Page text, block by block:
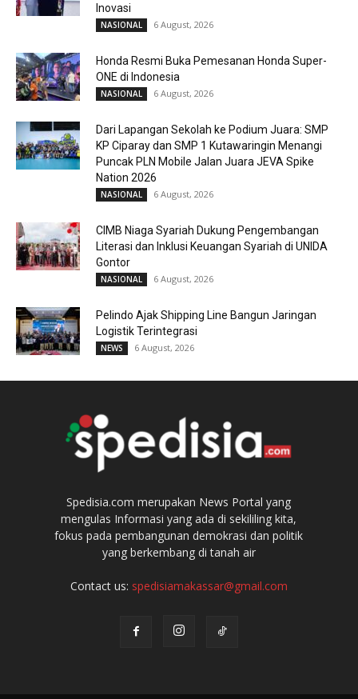
Inovasi
NASIONAL 6 August, 2026
Honda Resmi Buka Pemesanan Honda Super-
ONE di Indonesia
NASIONAL 6 August, 2026
Dari Lapangan Sekolah ke Podium Juara: SMP
KP Ciparay dan SMP 1 Kutawaringin Menangi
Puncak PLN Mobile Jalan Juara JEVA Spike
Nation 2026
NASIONAL 6 August, 2026
CIMB Niaga Syariah Dukung Pengembangan
Literasi dan Inklusi Keuangan Syariah di UNIDA
Gontor
NASIONAL 6 August, 2026
Pelindo Ajak Shipping Line Bangun Jaringan
Logistik Terintegrasi
NEWS 6 August, 2026
Spedisia.com merupakan News Portal yang
mengulas Informasi yang ada di sekililing kita,
fokus pada pembangunan demokrasi dan politik
yang berkembang di tanah air
Contact us: spedisiamakassar@gmail.com